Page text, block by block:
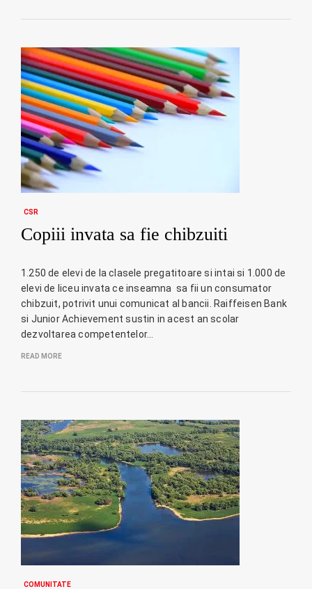
CSR
Copiii invata sa fie chibzuiti
1.250 de elevi de la clasele pregatitoare si intai si 1.000 de
elevi de liceu invata ce inseamna sa fii un consumator
chibzuit, potrivit unui comunicat al bancii. Raiffeisen Bank
si Junior Achievement sustin in acest an scolar
dezvoltarea competentelor…
READ MORE
COMUNITATE